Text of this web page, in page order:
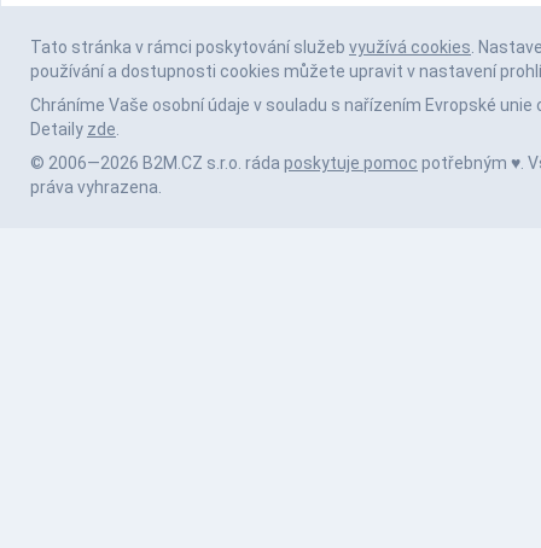
Tato stránka v rámci poskytování služeb využívá cookies.
používání a dostupnosti cookies můžete upravit v nastavení
Chráníme Vaše osobní údaje v souladu s nařízením Evropské unie
Detaily zde.
© 2006—2026 B2M.CZ s.r.o. ráda poskytuje pomoc potřebným ♥️.
práva vyhrazena.